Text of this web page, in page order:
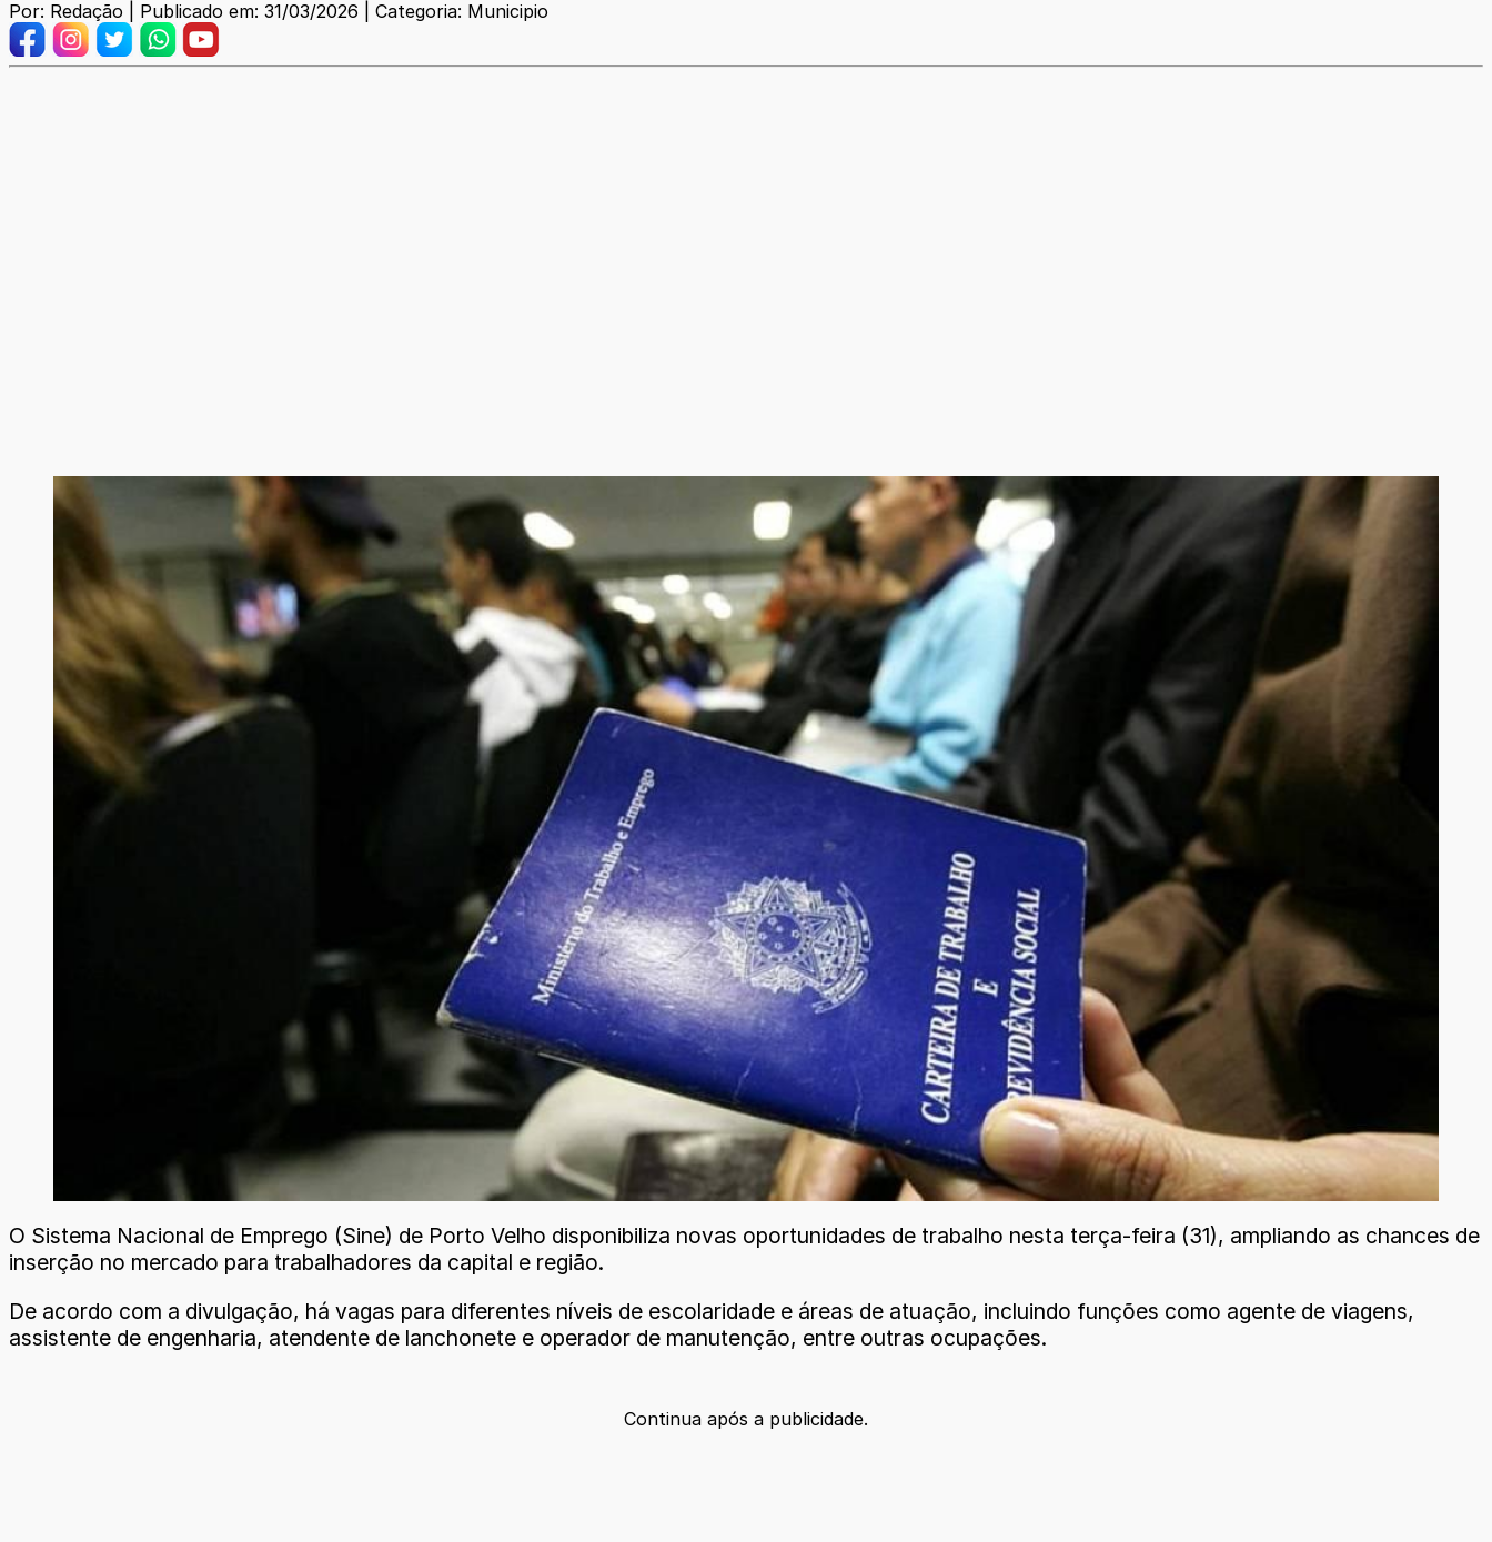
Por: Redação | Publicado em: 31/03/2026 | Categoria: Municipio
O Sistema Nacional de Emprego (Sine) de Porto Velho disponibiliza novas oportunidades de trabalho nesta terça-feira (31), ampliando as chances de
inserção no mercado para trabalhadores da capital e região.
De acordo com a divulgação, há vagas para diferentes níveis de escolaridade e áreas de atuação, incluindo funções como agente de viagens,
assistente de engenharia, atendente de lanchonete e operador de manutenção, entre outras ocupações.
Continua após a publicidade.